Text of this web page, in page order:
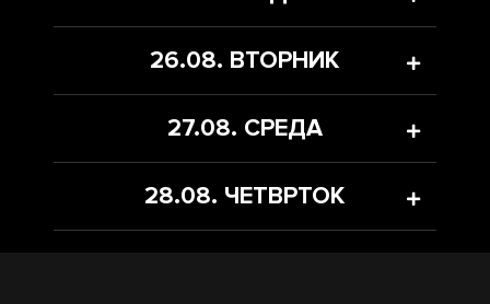
26.08. ВТОРНИК
27.08. СРЕДА
28.08. ЧЕТВРТОК